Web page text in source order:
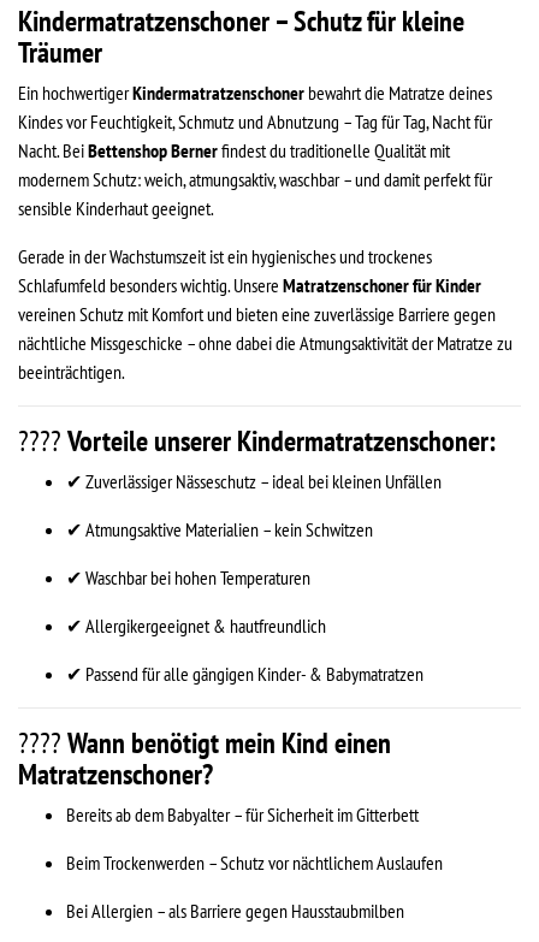
Kindermatratzenschoner – Schutz für kleine
Träumer
Ein hochwertigerKindermatratzenschoner bewahrt die Matratze deines
Kindes vor Feuchtigkeit, Schmutz und Abnutzung – Tag für Tag, Nacht für
Nacht. BeiBettenshop Bernerfindest du traditionelle Qualität mit
modernem Schutz: weich, atmungsaktiv, waschbar – und damit perfekt für
sensible Kinderhaut geeignet.
Gerade in der Wachstumszeit ist ein hygienisches und trockenes
Schlafumfeld besonders wichtig. Unsere Matratzenschoner für Kinder
vereinen Schutz mit Komfort und bieten eine zuverlässige Barriere gegen
nächtliche Missgeschicke – ohne dabei die Atmungsaktivität der Matratze zu
beeinträchtigen.
????Vorteile unserer Kindermatratzenschoner:
✔ Zuverlässiger Nässeschutz – ideal bei kleinen Unfällen
✔ Atmungsaktive Materialien – kein Schwitzen
✔ Waschbar bei hohen Temperaturen
✔ Allergikergeeignet & hautfreundlich
✔ Passend für alle gängigen Kinder- & Babymatratzen
????️Wann benötigt mein Kind einen
Matratzenschoner?
Bereits ab dem Babyalter – für Sicherheit im Gitterbett
Beim Trockenwerden – Schutz vor nächtlichem Auslaufen
Bei Allergien – als Barriere gegen Hausstaubmilben